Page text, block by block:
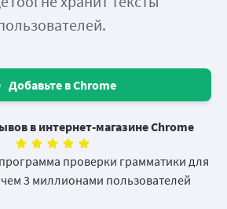
Добавьте в Chrome
в интернет-магазине Chrome
проверки грамматики для
3 миллионами пользователей